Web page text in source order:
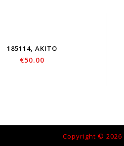
185114, AKITO
€50.00
Copyright © 2026